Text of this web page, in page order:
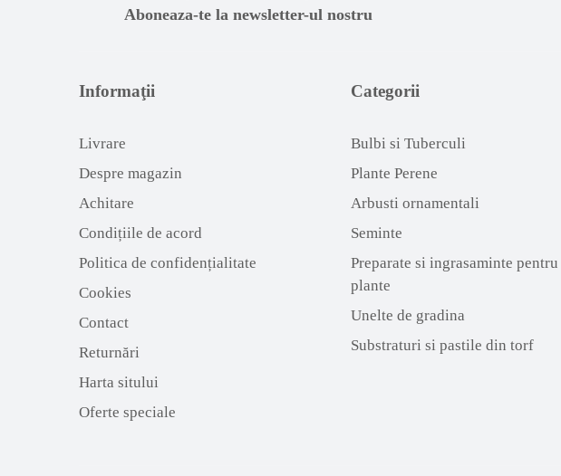
Aboneaza-te la newsletter-ul nostru
Informaţii
Livrare
Despre magazin
Achitare
Condițiile de acord
Politica de confidențialitate
Cookies
Contact
Returnări
Harta sitului
Oferte speciale
Categorii
Bulbi si Tuberculi
Plante Perene
Arbusti ornamentali
Seminte
Preparate si ingrasaminte pentru
plante
Unelte de gradina
Substraturi si pastile din torf